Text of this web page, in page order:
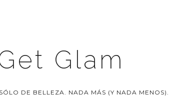
Glam
DE BELLEZA. NADA MÁS (Y NADA MENOS).